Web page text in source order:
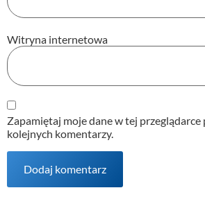
Witryna internetowa
Zapamiętaj moje dane w tej przeglądarce
kolejnych komentarzy.